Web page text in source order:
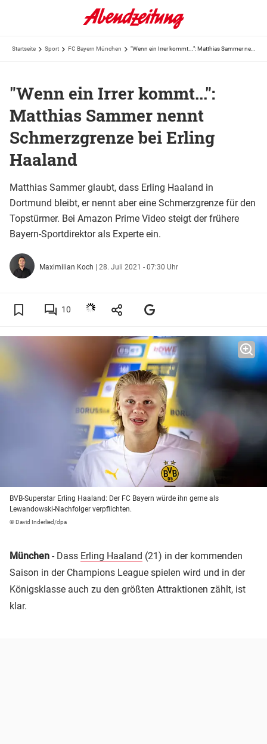
Startseite Sport FC Bayern München
"Wenn ein Irrer kommt...":
Matthias Sammer nennt
Schmerzgrenze bei Erling
Haaland
Matthias Sammer glaubt, dass Erling Haaland in
Dortmund bleibt, er nennt aber eine Schmerzgrenze für den
Topstürmer. Bei Amazon Prime Video steigt der frühere
Bayern-Sportdirektor als Experte ein.
Maximilian Koch | 28. Juli 2021 - 07:30 Uhr
10
BVB-Superstar Erling Haaland: Der FC Bayern würde ihn gerne als
Lewandowski-Nachfolger verpflichten.
© David Inderlied/dpa
München - Dass Erling Haaland (21) in der kommenden
Saison in der Champions League spielen wird und in der
Königsklasse auch zu den größten Attraktionen zählt, ist
klar.